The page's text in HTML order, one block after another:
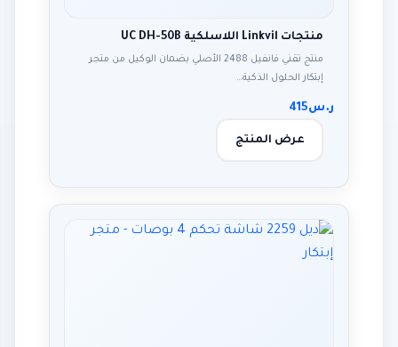
منتجات Linkvil اللاسلكية UC DH-50B
منتج تقني فانفيل 2488 الأصلي بضمان الوكيل من متجر
إبتكار الحلول الذكية…
ر.س415
عرض المنتج